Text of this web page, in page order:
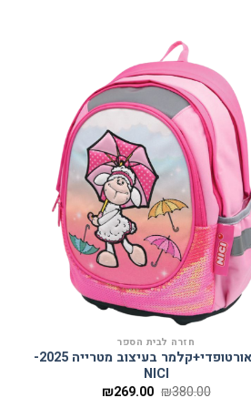
חזרה לבית הספר
תיק אורטופדי+קלמר בעיצוב מטרייה 2025-
NICI
₪380.00 המחיר ₪269.00